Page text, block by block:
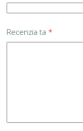
Recenzia ta *